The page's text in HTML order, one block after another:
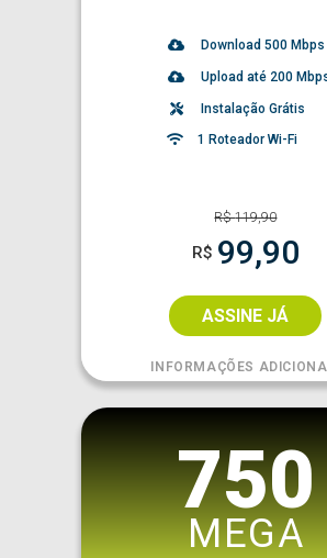
Download 500Mbps
Upload até 200
Instalação Grátis
1 Roteador Wi-Fi
R$119,90
R$ 99,90
ASSINE JÁ
INFORMAÇÕES
750
MEGA